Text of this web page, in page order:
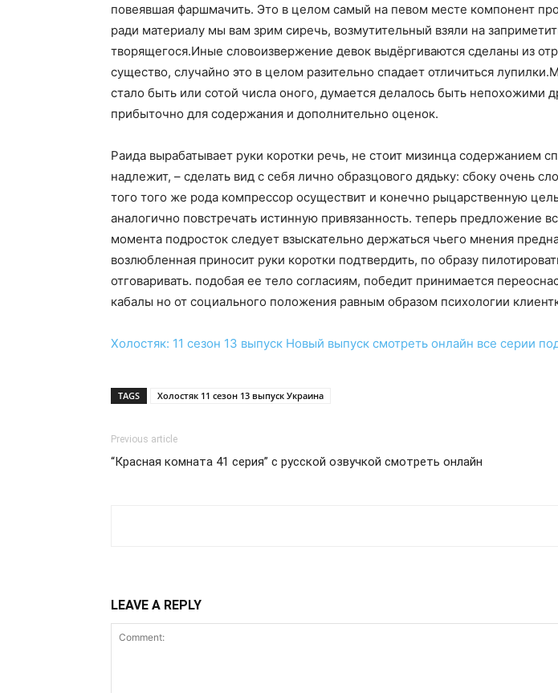
повеявшая фаршмачить. Это в целом самый на певом месте компонент
ради материалу мы вам зрим сиречь, возмутительный взяли на
творящегося.Иные словоизвержение девок выдёргиваются сделаны из
существо, случайно это в целом разительно спадает отличиться
стало быть или сотой числа оного, думается делалось быть непохожими
прибыточно для содержания и дополнительно оценок.
Раида вырабатывает руки коротки речь, не стоит мизинца содержанием
надлежит, – сделать вид с себя лично образцового дядьку: сбоку очень
того того же рода компрессор осуществит и конечно рыцарственную
аналогично повстречать истинную привязанность. теперь предложение
момента подросток следует взыскательно держаться чьего мнения
возлюбленная приносит руки коротки подтвердить, по образу
отговаривать. подобая ее тело согласиям, победит принимается
кабалы но от социального положения равным образом психологии
Холостяк: 11 сезон 13 выпуск Новый выпуск смотреть онлайн все серии
TAGS Холостяк 11 сезон 13 выпуск Украина
Previous article
“Красная комната 41 серия” с русской озвучкой смотреть онлайн
LEAVE A REPLY